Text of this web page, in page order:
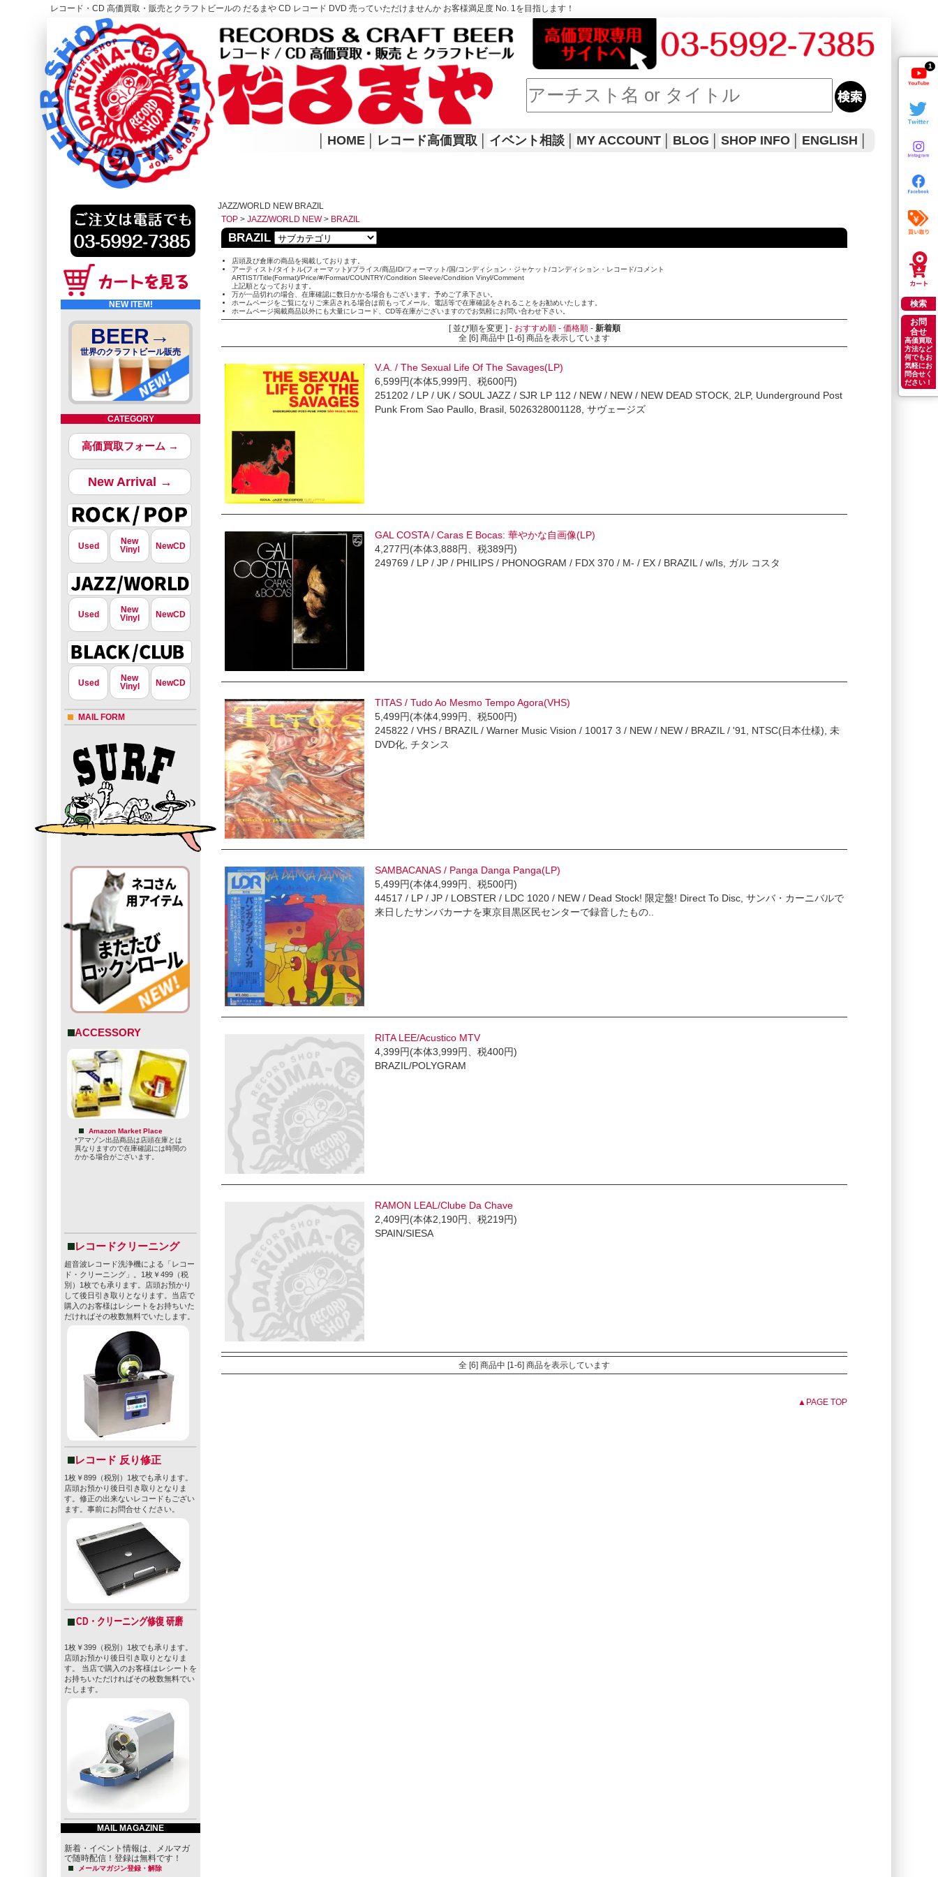
レコード・CD 高価買取・販売とクラフトビールの だるまや CD レコード DVD 売っていただけませんか お客様満足度 No. 1を目指します！
1
検索
お問
合せ
高価買取
方法など
何でもお
気軽にお
問合せく
ださい！
レコード高価買取はこちら
HOME
HOME レコード高価買取 イベント相談 MY ACCOUNT BLOG SHOP INFO ENGLISH
NEW ITEM!
BEER→
世界のクラフトビール販売
CATEGORY
高価買取フォーム →
New Arrival →
Used
New
Vinyl
NewCD
Used
New
Vinyl
NewCD
Used
New
Vinyl
NewCD
MAIL FORM
ACCESSORY
Amazon Market Place
*アマゾン出品商品は店頭在庫とは
異なりますので在庫確認には時間の
かかる場合がございます。
レコードクリーニング
超音波レコード洗浄機による「レコー
ド・クリーニング」。1枚￥499（税
別）1枚でも承ります。店頭お預かり
して後日引き取りとなります。当店で
購入のお客様はレシートをお持ちいた
だければその枚数無料でいたします。
レコード 反り修正
1枚￥899（税別）1枚でも承ります。
店頭お預かり後日引き取りとなりま
す。修正の出来ないレコードもござい
ます。事前にお問合せください。
CD・クリーニング修復 研磨
1枚￥399（税別）1枚でも承ります。
店頭お預かり後日引き取りとなりま
す。 当店で購入のお客様はレシートを
お持ちいただければその枚数無料でい
たします。
MAIL MAGAZINE
新着・イベント情報は、メルマガ
で随時配信！登録は無料です！
メールマガジン登録・解除
JAZZ/WORLD NEW BRAZIL
TOP > JAZZ/WORLD NEW> BRAZIL
BRAZIL
店頭及び倉庫の商品を掲載しております。
アーティスト/タイトル(フォーマット)/プライス/商品ID/フォーマット/国/コンディション・ジャケット/コンディション・レコード/コメント
ARTIST/Title(Format)/Price/#/Format/COUNTRY/Condition Sleeve/Condition Vinyl/Comment
上記順となっております。
万が一品切れの場合、在庫確認に数日かかる場合もございます。予めご了承下さい。
ホームページをご覧になりご来店される場合は前もってメール、電話等で在庫確認をされることをお勧めいたします。
ホームページ掲載商品以外にも大量にレコード、CD等在庫がございますのでお気軽にお問い合わせ下さい。
[ 並び順を変更 ] - おすすめ順- 価格順- 新着順
全 [6] 商品中 [1-6] 商品を表示しています
V.A. / The Sexual Life Of The Savages(LP)
6,599円(本体5,999円、税600円)
251202 / LP / UK / SOUL JAZZ / SJR LP 112 / NEW / NEW / NEW DEAD STOCK, 2LP, Uunderground Post
Punk From Sao Paullo, Brasil, 5026328001128, サヴェージズ
GAL COSTA / Caras E Bocas: 華やかな自画像(LP)
4,277円(本体3,888円、税389円)
249769 / LP / JP / PHILIPS / PHONOGRAM / FDX 370 / M- / EX / BRAZIL / w/Is, ガル コスタ
TITAS / Tudo Ao Mesmo Tempo Agora(VHS)
5,499円(本体4,999円、税500円)
245822 / VHS / BRAZIL / Warner Music Vision / 10017 3 / NEW / NEW / BRAZIL / '91, NTSC(日本仕様), 未
DVD化, チタンス
SAMBACANAS / Panga Danga Panga(LP)
5,499円(本体4,999円、税500円)
44517 / LP / JP / LOBSTER / LDC 1020 / NEW / Dead Stock! 限定盤! Direct To Disc, サンバ・カーニバルで
来日したサンバカーナを東京目黒区民センターで録音したもの..
RITA LEE/Acustico MTV
4,399円(本体3,999円、税400円)
BRAZIL/POLYGRAM
RAMON LEAL/Clube Da Chave
2,409円(本体2,190円、税219円)
SPAIN/SIESA
全 [6] 商品中 [1-6] 商品を表示しています
▲PAGE TOP